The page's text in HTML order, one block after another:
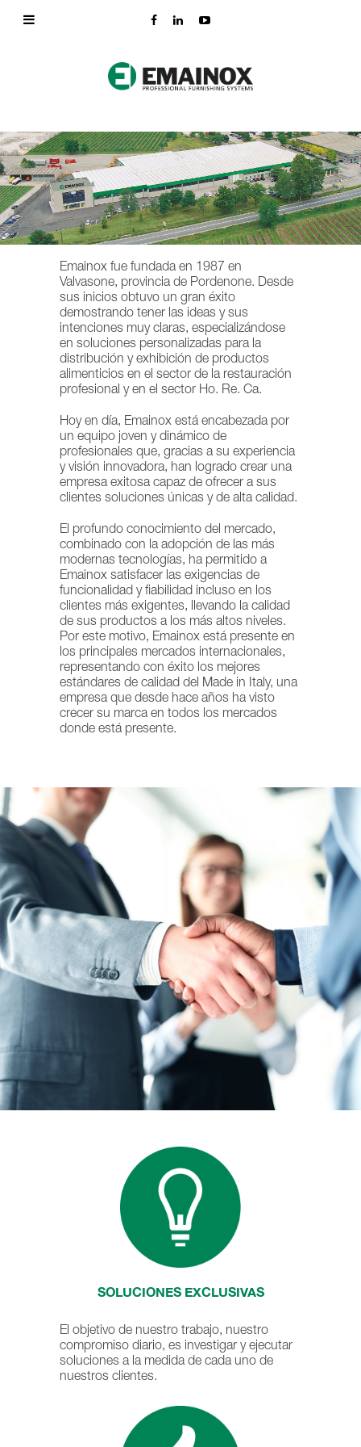
Emainox fue fundada en 1987 en
Valvasone, provincia de Pordenone. Desde
sus inicios obtuvo un gran éxito
demostrando tener las ideas y sus
intenciones muy claras, especializándose
en soluciones personalizadas para la
distribución y exhibición de productos
alimenticios en el sector de la restauración
profesional y en el sector Ho. Re. Ca.
Hoy en día, Emainox está encabezada por
un equipo joven y dinámico de
profesionales que, gracias a su experiencia
y visión innovadora, han logrado crear una
empresa exitosa capaz de ofrecer a sus
clientes soluciones únicas y de alta calidad.
El profundo conocimiento del mercado,
combinado con la adopción de las más
modernas tecnologías, ha permitido a
Emainox satisfacer las exigencias de
funcionalidad y fiabilidad incluso en los
clientes más exigentes, llevando la calidad
de sus productos a los más altos niveles.
Por este motivo, Emainox está presente en
los principales mercados internacionales,
representando con éxito los mejores
estándares de calidad del Made in Italy, una
empresa que desde hace años ha visto
crecer su marca en todos los mercados
donde está presente.
SOLUCIONES EXCLUSIVAS
El objetivo de nuestro trabajo, nuestro
compromiso diario, es investigar y ejecutar
soluciones a la medida de cada uno de
nuestros clientes.